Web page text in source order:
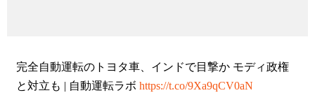
完全自動運転のトヨタ車、インドで目撃か モディ政権
と対立も | 自動運転ラボ https://t.co/9Xa9qCV0aN